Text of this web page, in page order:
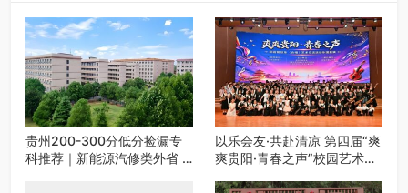
贵州200-300分低分捡漏专
科推荐｜新能源汽修类外省 5
以乐会友·共赴清凉 第四届“爽
爽贵阳·青春之声”校园艺术交